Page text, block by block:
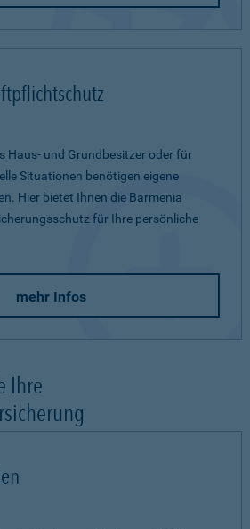
Haus- und Grundbesitzer oder für
Situationen benötigen eigene
Hier bietet Ihnen die Barmenia
für Ihre persönliche
mehr Infos
Ihre